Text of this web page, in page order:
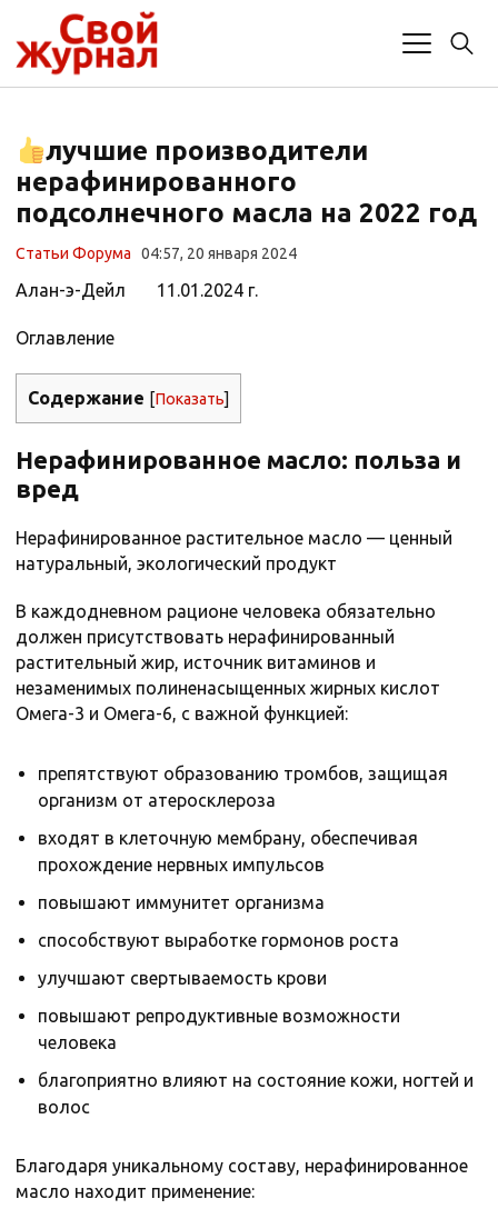
лучшие производители
нерафинированного
подсолнечного масла на 2022 год
Статьи Форума 04:57, 20 января 2024
Алан-э-Дейл 11.01.2024 г.
Оглавление
Содержание [Показать]
Нерафинированное масло: польза и
вред
Нерафинированное растительное масло — ценный
натуральный, экологический продукт
В каждодневном рационе человека обязательно
должен присутствовать нерафинированный
растительный жир, источник витаминов и
незаменимых полиненасыщенных жирных кислот
Омега-3 и Омега-6, с важной функцией:
препятствуют образованию тромбов, защищая
организм от атеросклероза
входят в клеточную мембрану, обеспечивая
прохождение нервных импульсов
повышают иммунитет организма
способствуют выработке гормонов роста
улучшают свертываемость крови
повышают репродуктивные возможности
человека
благоприятно влияют на состояние кожи, ногтей и
волос
Благодаря уникальному составу, нерафинированное
масло находит применение: